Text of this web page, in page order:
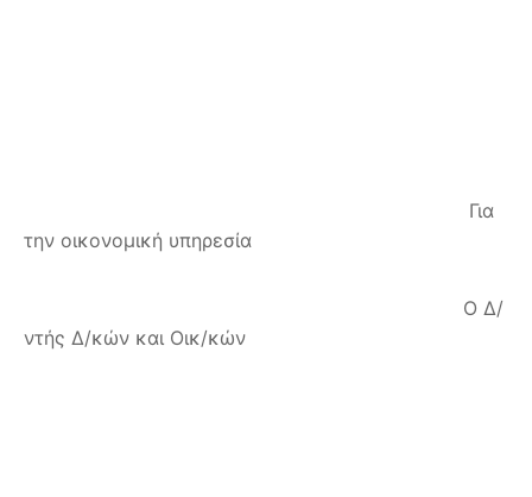
Για
την οικονομική υπηρεσία
Ο Δ/
ντής Δ/κών και Οικ/κών